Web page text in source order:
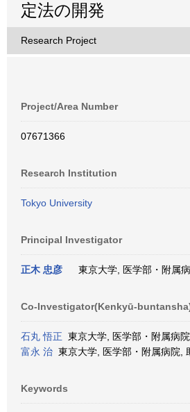
定法の開発
Research Project
Project/Area Number
07671366
Research Institution
Tokyo University
Principal Investigator
正木 忠彦 東京大学, 医学部・附属
Co-Investigator(Kenkyū-
石丸 悟正 東京大学, 医学部・附属病
富永 治 東京大学, 医学部・附属病院,
Keywords